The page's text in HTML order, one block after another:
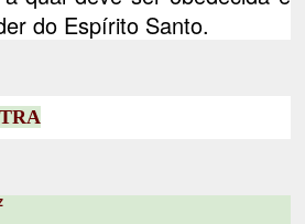
do Espírito Santo.